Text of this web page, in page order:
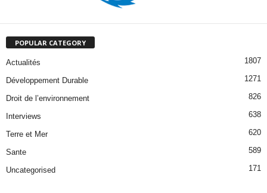
POPULAR CATEGORY
Actualités 1807
Développement Durable 1271
Droit de l’environnement 826
Interviews 638
Terre et Mer 620
Sante 589
Uncategorised 171